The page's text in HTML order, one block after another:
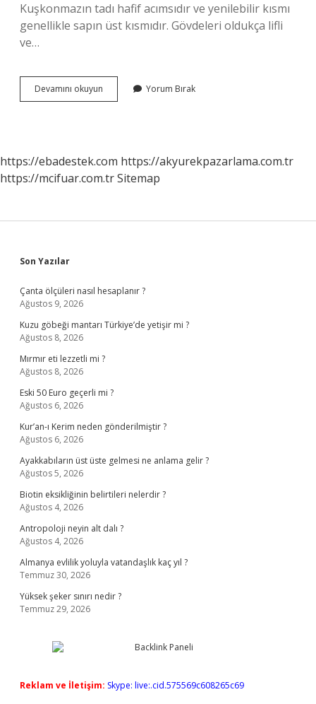
Kuşkonmazın tadı hafif acımsıdır ve yenilebilir kısmı
genellikle sapın üst kısmıdır. Gövdeleri oldukça lifli
ve…
Devamını okuyun Kuşkonmaz
Ayrı
Yorum Bırak
https://ebadestek.com https://akyurekpazarlama.com.tr
https://mcifuar.com.trSitemap
Sidebar
Son Yazılar
Çanta ölçüleri nasıl hesaplanır ?
Ağustos 9, 2026
Kuzu göbeği mantarı Türkiye’de yetişir mi ?
Ağustos 8, 2026
Mırmır eti lezzetli mi ?
Ağustos 8, 2026
Eski 50 Euro geçerli mi ?
Ağustos 6, 2026
Kur’an-ı Kerim neden gönderilmiştir ?
Ağustos 6, 2026
Ayakkabıların üst üste gelmesi ne anlama gelir ?
Ağustos 5, 2026
Biotin eksikliğinin belirtileri nelerdir ?
Ağustos 4, 2026
Antropoloji neyin alt dalı ?
Ağustos 4, 2026
Almanya evlilik yoluyla vatandaşlık kaç yıl ?
Temmuz 30, 2026
Yüksek şeker sınırı nedir ?
Temmuz 29, 2026
Reklam ve İletişim: Skype: live:.cid.575569c608265c69